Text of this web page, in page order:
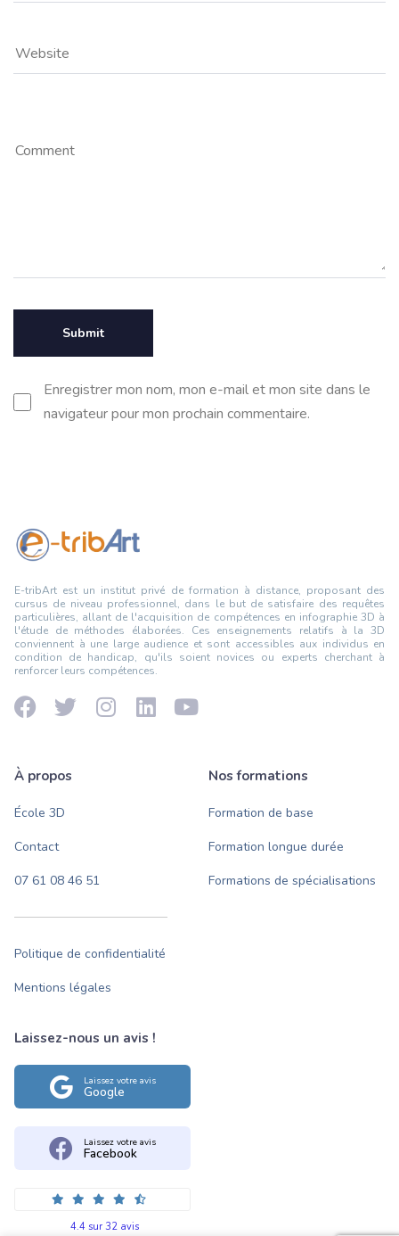
Enregistrer mon nom, mon e-mail et mon site dans le
navigateur pour mon prochain commentaire.
E-tribArt est un institut privé de formation à distance, proposant des
cursus de niveau professionnel, dans le but de satisfaire des requêtes
particulières, allant de l'acquisition de compétences en infographie 3D à
l'étude de méthodes élaborées. Ces enseignements relatifs à la 3D
conviennent à une large audience et sont accessibles aux individus en
condition de handicap, qu'ils soient novices ou experts cherchant à
renforcer leurs compétences.
À propos
École 3D
Contact
07 61 08 46 51
Politique de confidentialité
Mentions légales
Nos formations
Formation de base
Formation longue durée
Formations de spécialisations
Laissez-nous un avis !
Laissez votre avis
Google
Laissez votre avis
Facebook
4.4 sur 32 avis